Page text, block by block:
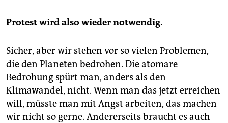
Protest wird also wieder notwendig.
Sicher, aber wir stehen vor so vielen Problemen,
die den Planeten bedrohen. Die atomare
Bedrohung spürt man, anders als den
Klimawandel, nicht. Wenn man das jetzt erreichen
will, müsste man mit Angst arbeiten, das machen
wir nicht so gerne. Andererseits braucht es auch